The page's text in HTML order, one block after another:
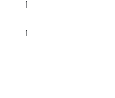
1
1